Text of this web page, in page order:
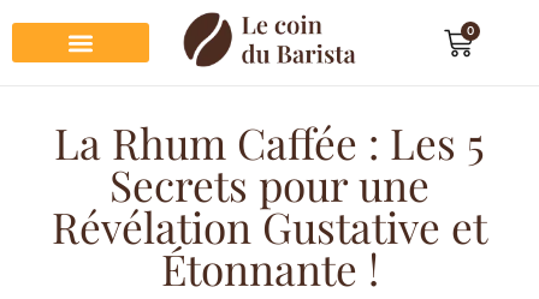
0
La Rhum Caffée : Les 5
Secrets pour une
Révélation Gustative et
Étonnante !